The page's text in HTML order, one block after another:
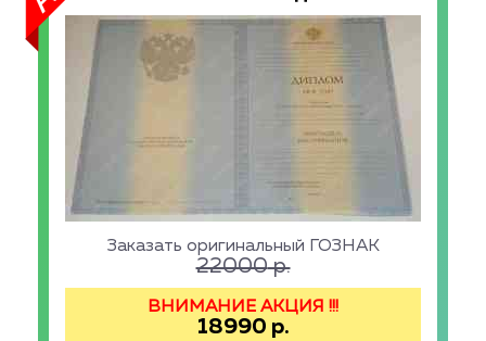
Заказать оригинальный ГОЗНАК
22000р.
ВНИМАНИЕ АКЦИЯ !!!
18990 р.